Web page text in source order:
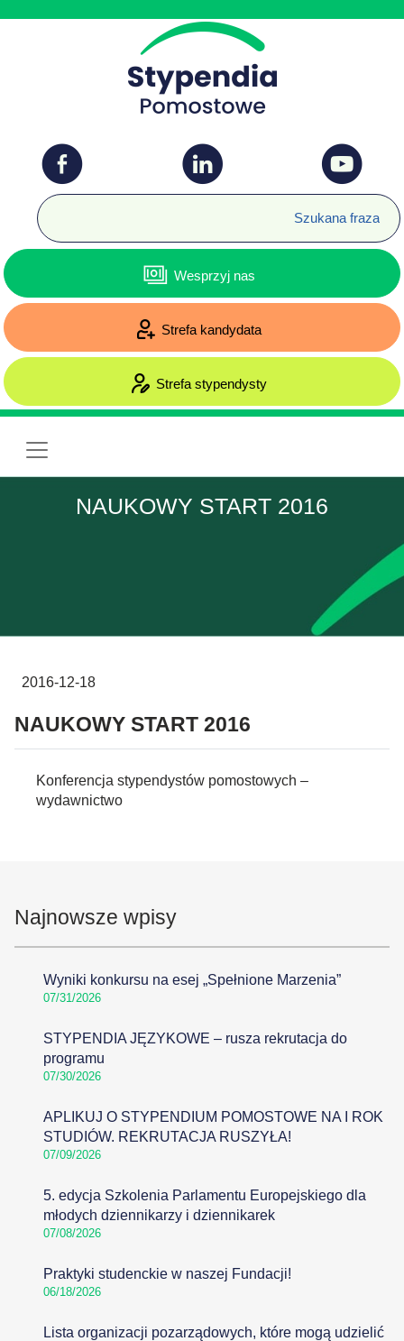
Wesprzyj nas
Strefa kandydata
Strefa stypendysty
NAUKOWY START 2016
2016-12-18
NAUKOWY START 2016
Konferencja stypendystów pomostowych –
wydawnictwo
Najnowsze wpisy
Wyniki konkursu na esej „Spełnione Marzenia”
07/31/2026
STYPENDIA JĘZYKOWE – rusza rekrutacja do
programu
07/30/2026
APLIKUJ O STYPENDIUM POMOSTOWE NA I ROK
STUDIÓW. REKRUTACJA RUSZYŁA!
07/09/2026
5. edycja Szkolenia Parlamentu Europejskiego dla
młodych dziennikarzy i dziennikarek
07/08/2026
Praktyki studenckie w naszej Fundacji!
06/18/2026
Lista organizacji pozarządowych, które mogą udzielić